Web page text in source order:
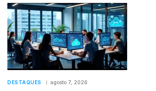
DESTAQUES agosto 7, 2026